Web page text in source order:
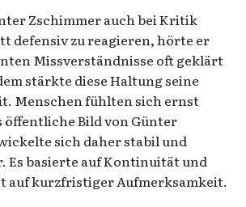
Zschimmer auch bei Kritik
defensiv zu reagieren, hörte er
Missverständnisse oft geklärt
stärkte diese Haltung seine
Menschen fühlten sich ernst
öffentliche Bild von Günter
sich daher stabil und
Es basierte auf Kontinuität und
auf kurzfristiger Aufmerksamkeit.